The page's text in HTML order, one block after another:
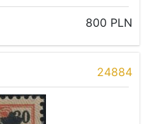
800 PLN
24884